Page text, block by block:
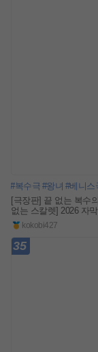
#복수극 #왕녀 #베니스
[극장판] 끝 없는 복수
없는 스칼렛] 2026 자막
kokobi427
35